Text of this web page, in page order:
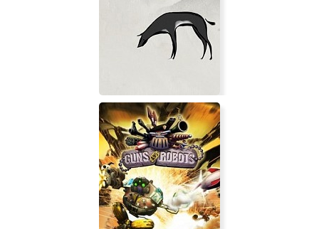
Operation Thunderstorm
Don't Disturb